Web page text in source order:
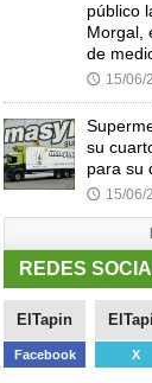
público
Morgal,
de
🕔 15/06/
su
para su
🕔 15/06/
REDES
ElTapin
Facebook X